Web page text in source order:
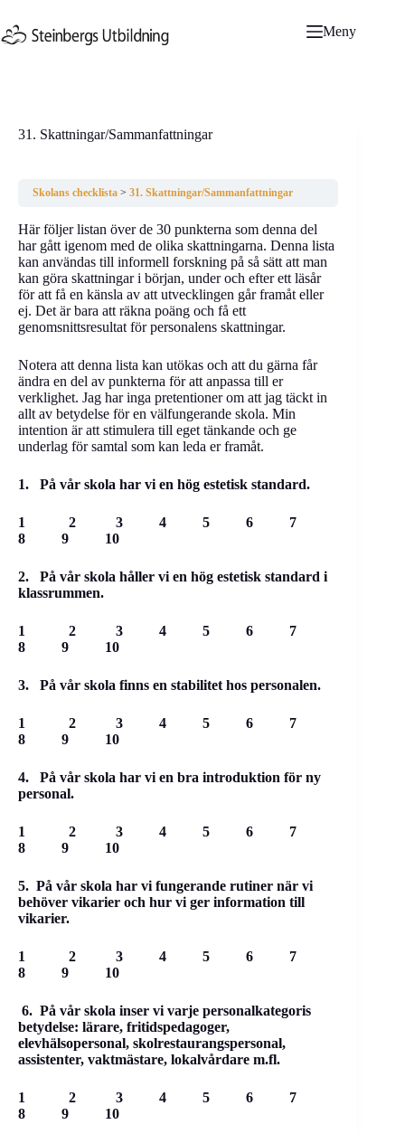
till
innehåll
Meny
31. Skattningar/Sammanfattningar
Skolans checklista 31. Skattningar/Sammanfattningar
Här följer listan över de 30 punkterna som denna del
har gått igenom med de olika skattningarna. Denna lista
kan användas till informell forskning på så sätt att man
kan göra skattningar i början, under och efter ett läsår
för att få en känsla av att utvecklingen går framåt eller
ej. Det är bara att räkna poäng och få ett
genomsnittsresultat för personalens skattningar.
Notera att denna lista kan utökas och att du gärna får
ändra en del av punkterna för att anpassa till er
verklighet. Jag har inga pretentioner om att jag täckt in
allt av betydelse för en välfungerande skola. Min
intention är att stimulera till eget tänkande och ge
underlag för samtal som kan leda er framåt.
1. På vår skola har vi en hög estetisk standard.
1 2 3 4 5 6 7
8 9 10
2. På vår skola håller vi en hög estetisk standard i
klassrummen.
1 2 3 4 5 6 7
8 9 10
3. På vår skola finns en stabilitet hos personalen.
1 2 3 4 5 6 7
8 9 10
4. På vår skola har vi en bra introduktion för ny
personal.
1 2 3 4 5 6 7
8 9 10
5. På vår skola har vi fungerande rutiner när vi
behöver vikarier och hur vi ger information till
vikarier.
1 2 3 4 5 6 7
8 9 10
6. På vår skola inser vi varje personalkategoris
betydelse: lärare, fritidspedagoger,
elevhälsopersonal, skolrestaurangspersonal,
assistenter, vaktmästare, lokalvårdare m.fl.
1 2 3 4 5 6 7
8 9 10